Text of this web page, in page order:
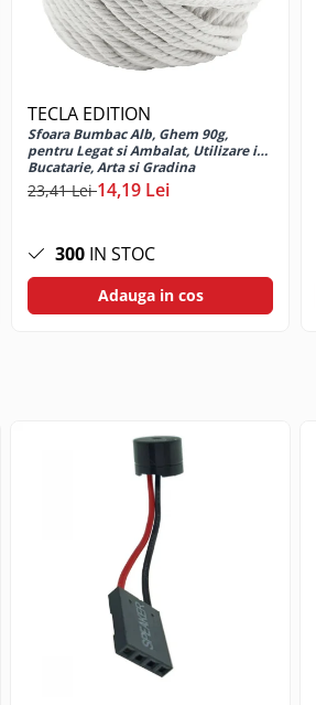
TECLA EDITION
Sfoara Bumbac Alb, Ghem 90g,
pentru Legat si Ambalat, Utilizare in
Bucatarie, Arta si Gradina
23,41 Lei14,19 Lei
300 IN STOC
Adauga in cos